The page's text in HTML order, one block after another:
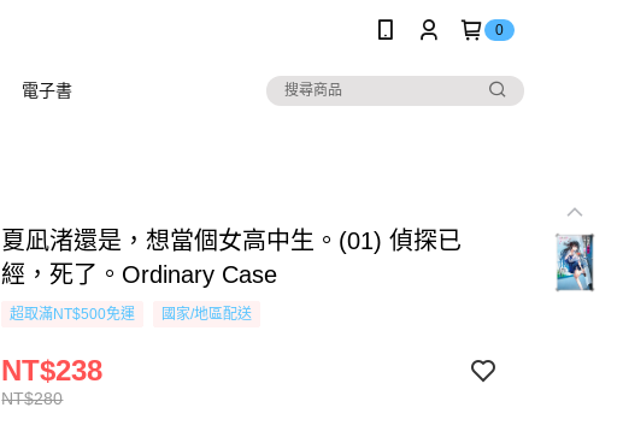
0
電子書
夏凪渚還是，想當個女高中生。(01) 偵探已
經，死了。Ordinary Case
超取滿NT$500免運 國家/地區配送
NT$280
NT$238